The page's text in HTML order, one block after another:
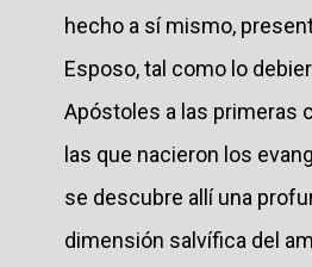
hecho a sí mismo,
Esposo, tal como lo
Apóstoles a las primeras
las que nacieron los
se descubre allí una
dimensión salvífica del